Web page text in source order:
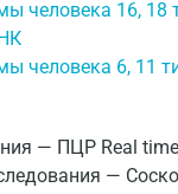
человека 16, 18
человека 6, 11
— ПЦР Real time
—